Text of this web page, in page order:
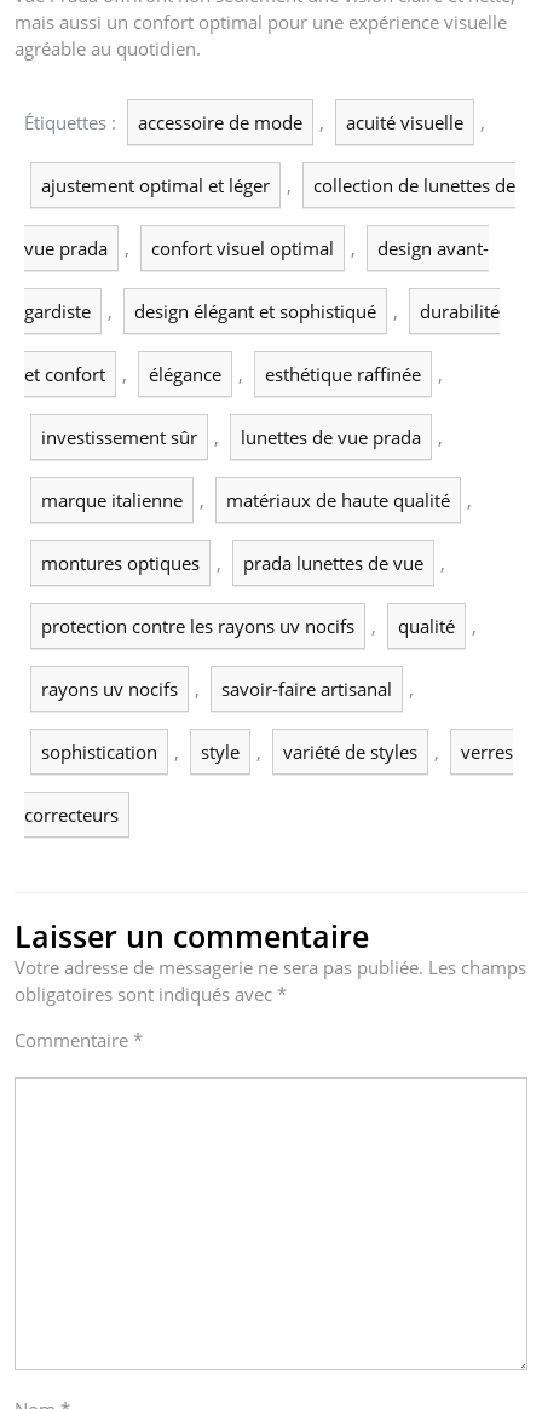
mais aussi un confort optimal pour une expérience visuelle
agréable au quotidien.
Étiquettes : accessoire de mode , acuité visuelle ,
ajustement optimal et léger , collection de lunettes de
vue prada , confort visuel optimal , design avant-
gardiste , design élégant et sophistiqué , durabilité
et confort , élégance , esthétique raffinée ,
investissement sûr , lunettes de vue prada ,
marque italienne , matériaux de haute qualité ,
montures optiques , prada lunettes de vue ,
protection contre les rayons uv nocifs , qualité ,
rayons uv nocifs , savoir-faire artisanal ,
sophistication , style , variété de styles , verres
correcteurs
Laisser un commentaire
Votre adresse de messagerie ne sera pas publiée. Les champs
obligatoires sont indiqués avec *
Commentaire *